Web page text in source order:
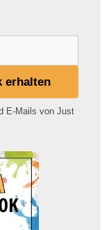
erhalten
E-Mails von Just